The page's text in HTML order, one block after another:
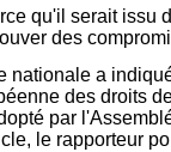
qu'il serait issu
des
nationale a
des droits
par
le rapporteur